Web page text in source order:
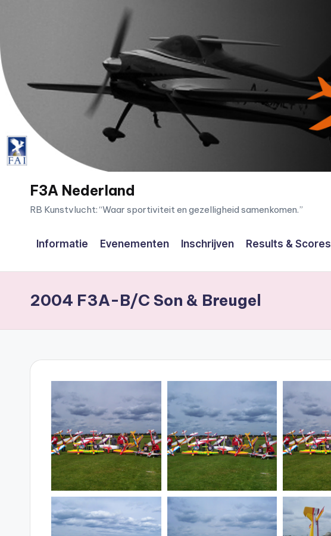
naar
de
inhoud
F3A Nederland
RB Kunstvlucht: “Waar sportiviteit en gezelligheid samenkomen.”
Informatie Evenementen Inschrijven Results & Scores
2004 F3A-B/C Son & Breugel